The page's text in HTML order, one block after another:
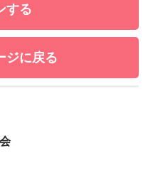
する
ジに戻る